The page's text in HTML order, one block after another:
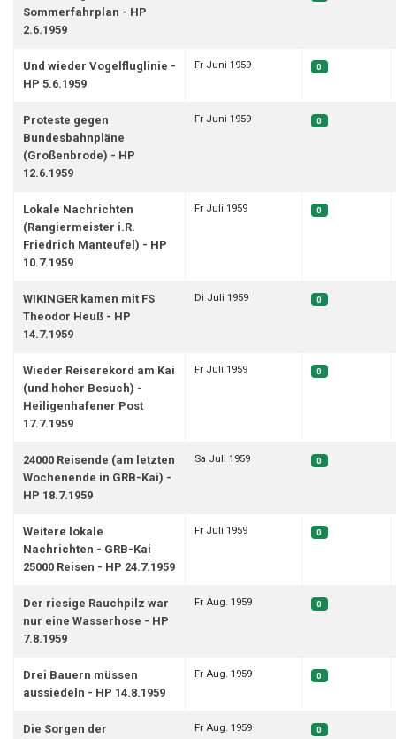
Sommerfahrplan - HP
2.6.1959
Und wieder Vogelfluglinie -
HP 5.6.1959
Fr Juni 1959 0
Proteste gegen
Bundesbahnpläne
(Großenbrode) - HP
12.6.1959
Fr Juni 1959 0
Lokale Nachrichten
(Rangiermeister i.R.
Friedrich Manteufel) - HP
10.7.1959
Fr Juli 1959 0
WIKINGER kamen mit FS
Theodor Heuß - HP
14.7.1959
Di Juli 1959 0
Wieder Reiserekord am Kai
(und hoher Besuch) -
Heiligenhafener Post
17.7.1959
Fr Juli 1959 0
24000 Reisende (am letzten
Wochenende in GRB-Kai) -
HP 18.7.1959
Sa Juli 1959 0
Weitere lokale
Nachrichten - GRB-Kai
25000 Reisen - HP 24.7.1959
Fr Juli 1959 0
Der riesige Rauchpilz war
nur eine Wasserhose - HP
7.8.1959
Fr Aug. 1959 0
Drei Bauern müssen
aussiedeln - HP 14.8.1959
Fr Aug. 1959 0
Die Sorgen der
Fr Aug. 1959 0